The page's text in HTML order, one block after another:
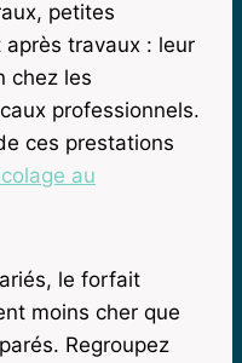
petites
travaux : leur
chez les
professionnels.
ces prestations
au
le forfait
moins cher que
Regroupez